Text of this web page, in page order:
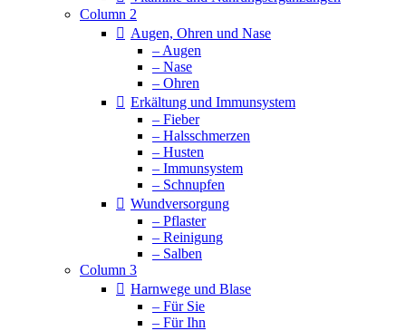
Column 2
Augen, Ohren und Nase
– Augen
– Nase
– Ohren
Erkältung und Immunsystem
– Fieber
– Halsschmerzen
– Husten
– Immunsystem
– Schnupfen
Wundversorgung
– Pflaster
– Reinigung
– Salben
Column 3
Harnwege und Blase
– Für Sie
– Für Ihn